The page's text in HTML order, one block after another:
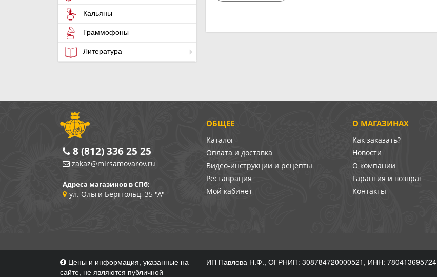
Кальяны
Граммофоны
Литература
О МАГАЗИНАХ
Как заказать?
Новости
О компании
Гарантия и возврат
Контакты
ОБЩЕЕ
Каталог
Оплата и доставка
Видео-инструкции и рецепты
Реставрация
Мой кабинет
8 (812) 336 25 25
zakaz@mirsamovarov.ru
Адреса магазинов в СПб:
ул. Ольги Берггольц, 35 "А"
Цены и информация, указанные на
сайте, не являются публичной
ИП Павлова Н.Ф., ОГРНИП: 308784720000521, ИНН: 780413695724